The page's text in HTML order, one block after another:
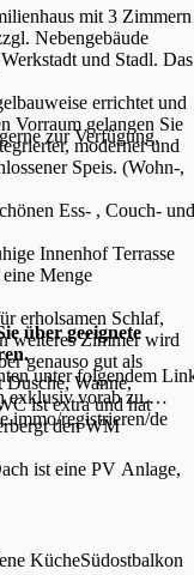
mit 3 Zimmern
und Stadl. Das
errichtet und
Vorraum gelangen Sie
moderner und
Speis. (Wohn-,
Ess- , Couch- und
Innenhof Terrasse
Menge
erholsamen Schlaf,
weiteres Zimmer wird
genauso gut als
Wanne,
ist extra und hat
den WM
ist eine PV Anlage,
der das ganze
mit Strom und Wasser
ist ein
zur Verfügung,
über geeignete
unter folgendem
exklusiv vorab zu.
registrieren/de
KücheSüdostbalkon